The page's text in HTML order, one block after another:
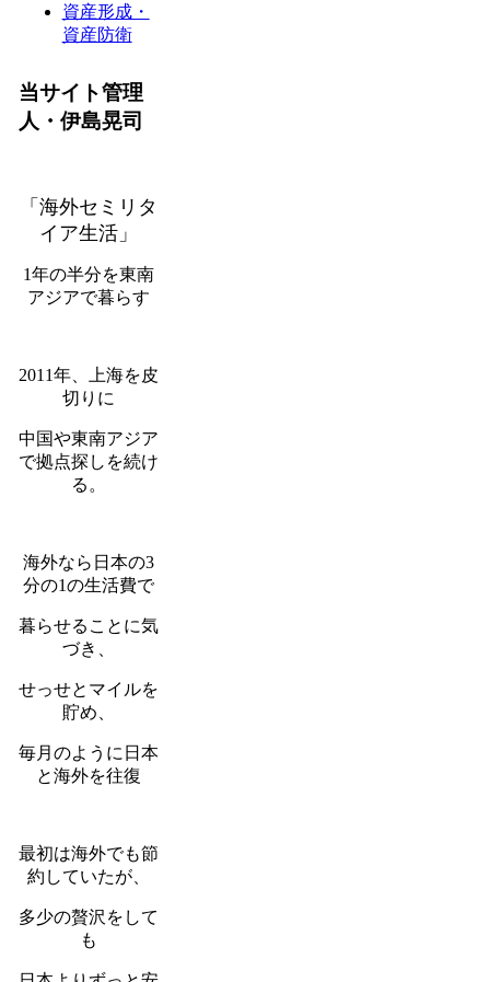
資産形成・
資産防衛
当サイト管理
人・伊島晃司
「海外セミリタ
イア生活」
1年の半分を東南
アジアで暮らす
2011年、上海を皮
切りに
中国や東南アジア
で拠点探しを続け
る。
海外なら日本の3
分の1の生活費で
暮らせることに気
づき、
せっせとマイルを
貯め、
毎月のように日本
と海外を往復
最初は海外でも節
約していたが、
多少の贅沢をして
も